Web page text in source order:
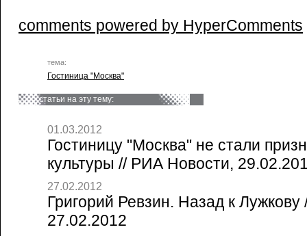
comments powered by HyperComments
тема:
Гостиница "Москва"
статьи на эту тему:
01.03.2012
Гостиницу "Москва" не стали
культуры // РИА Новости,
27.02.2012
Григорий Ревзин. Назад к
27.02.2012